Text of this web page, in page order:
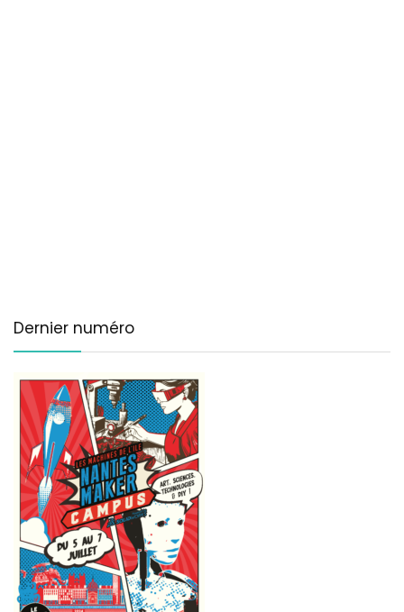
Dernier numéro